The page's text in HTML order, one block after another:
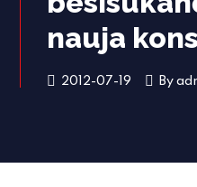
nauja
2012-07-19 By